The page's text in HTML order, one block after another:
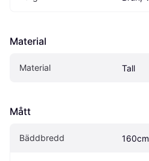
Material
Material Tall
Mått
Bäddbredd 160cm